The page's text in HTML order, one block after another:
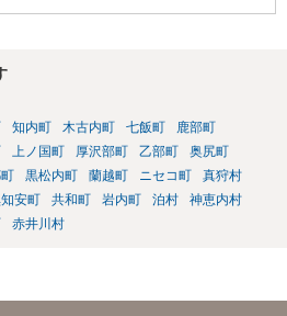
知内町 木古内町 七飯町
鹿部町
上ノ国町 厚沢部町 乙部町
奥尻町
黒松内町 蘭越町 ニセコ町
真狩村
安町 共和町 岩内町 泊村
神恵内村
赤井川村